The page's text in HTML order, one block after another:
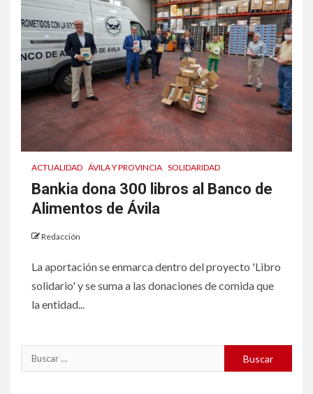
ACTUALIDAD ÁVILA Y PROVINCIA SOLIDARIDAD
Bankia dona 300 libros al Banco de
Alimentos de Ávila
Redacción
La aportación se enmarca dentro del proyecto 'Libro
solidario' y se suma a las donaciones de comida que
la entidad...
Buscar: